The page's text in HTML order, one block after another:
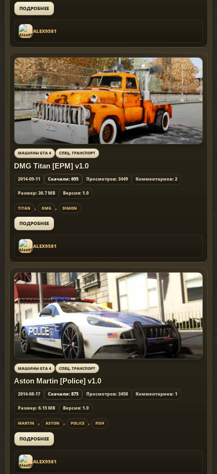
ПОДРОБНЕЕ
ALEX9581
МАШИНЫ GTA 4 СПЕЦ. ТРАНСПОРТ
DMG Titan [EPM] v1.0
2014-09-11 Скачали: 695 Просмотров: 3449 Комментариев: 2
Размер: 36.7 MB Версия: 1.0
TITAN , DMG , DIMON
ПОДРОБНЕЕ
ALEX9581
МАШИНЫ GTA 4 СПЕЦ. ТРАНСПОРТ
Aston Martin [Police] v1.0
2014-08-17 Скачали: 875 Просмотров: 3458 Комментариев: 1
Размер: 6.15 MB Версия: 1.0
MARTIN , ASTON , POLICE , FISH
ПОДРОБНЕЕ
ALEX9581